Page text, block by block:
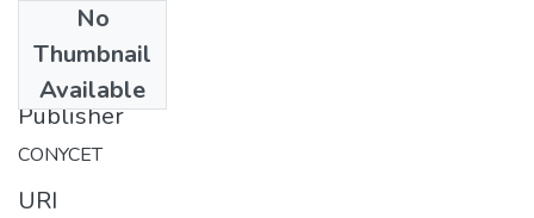
No
Thumbnail
Available
1998
Publisher
CONYCET
URI